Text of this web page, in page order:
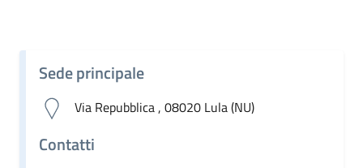
Sede principale
Via Repubblica , 08020 Lula (NU)
Contatti